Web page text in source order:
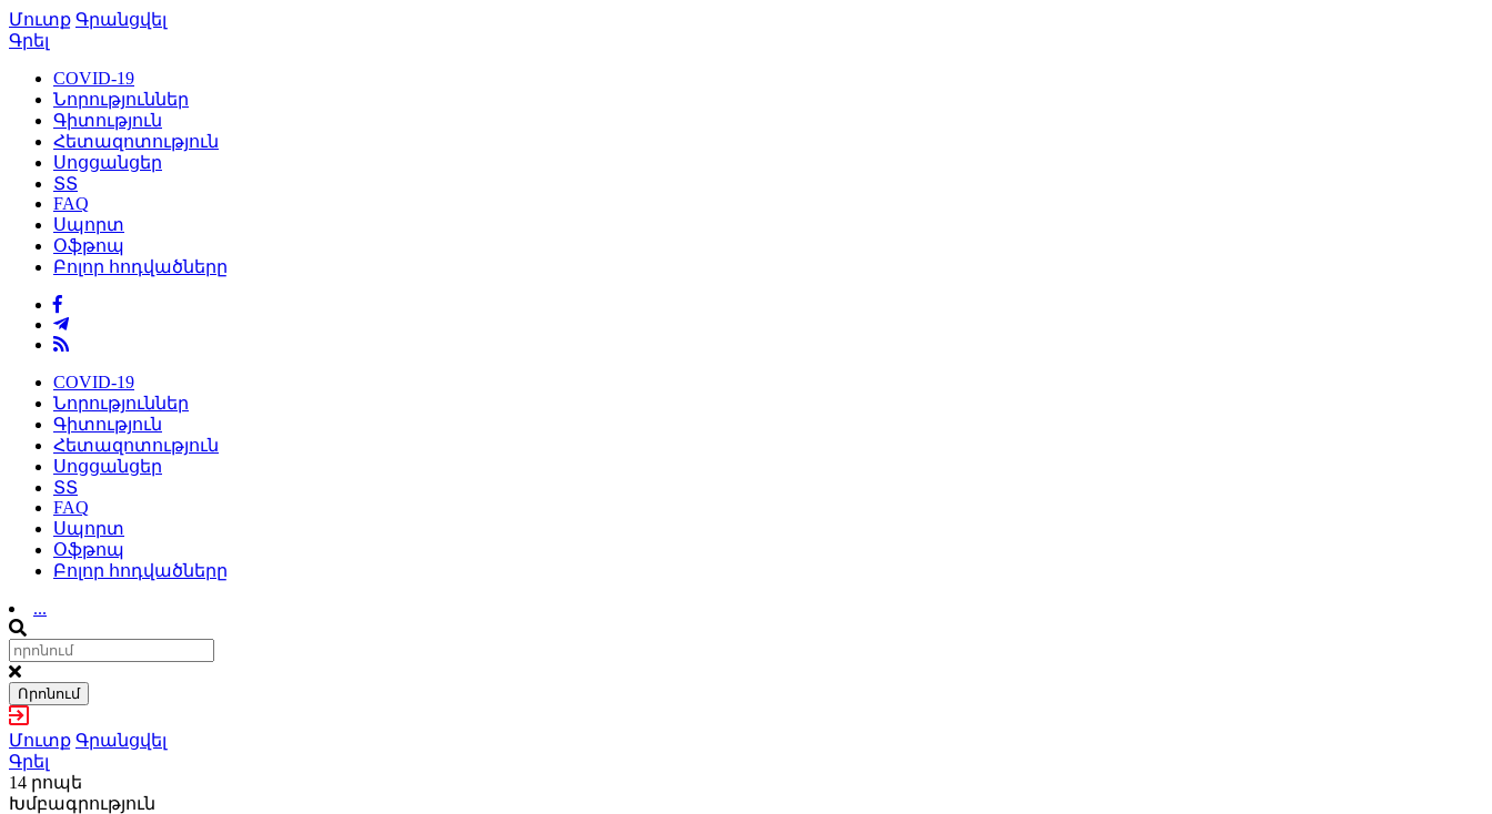
Մուտք Գրանցվել
Գրել
COVID-19
Նորություններ
Գիտություն
Հետազոտություն
Սոցցանցեր
ՏՏ
FAQ
Սպորտ
Օֆթոպ
Բոլոր հոդվածները
COVID-19
Նորություններ
Գիտություն
Հետազոտություն
Սոցցանցեր
ՏՏ
FAQ
Սպորտ
Օֆթոպ
Բոլոր հոդվածները
...
Որոնում
Մուտք Գրանցվել
Գրել
14 րոպե
Խմբագրություն